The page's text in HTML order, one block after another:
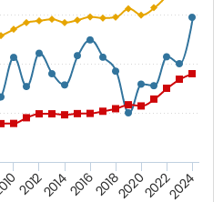
2012201420162018202020222024